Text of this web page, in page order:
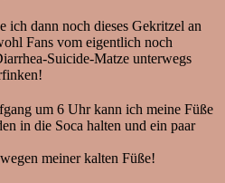
ich dann noch dieses Gekritzel an
Fans vom eigentlich noch
Suicide-Matze unterwegs
um 6 Uhr kann ich meine Füße
in die Soca halten und ein paar
meiner kalten Füße!